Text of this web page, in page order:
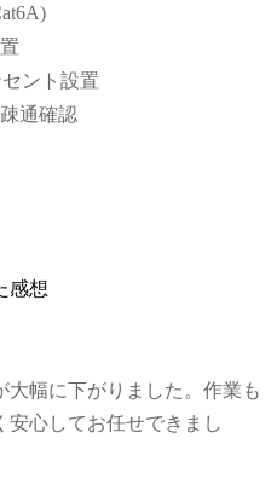
ント設置
通確認
感想
大幅に下がりました。作業も
安心してお任せできまし